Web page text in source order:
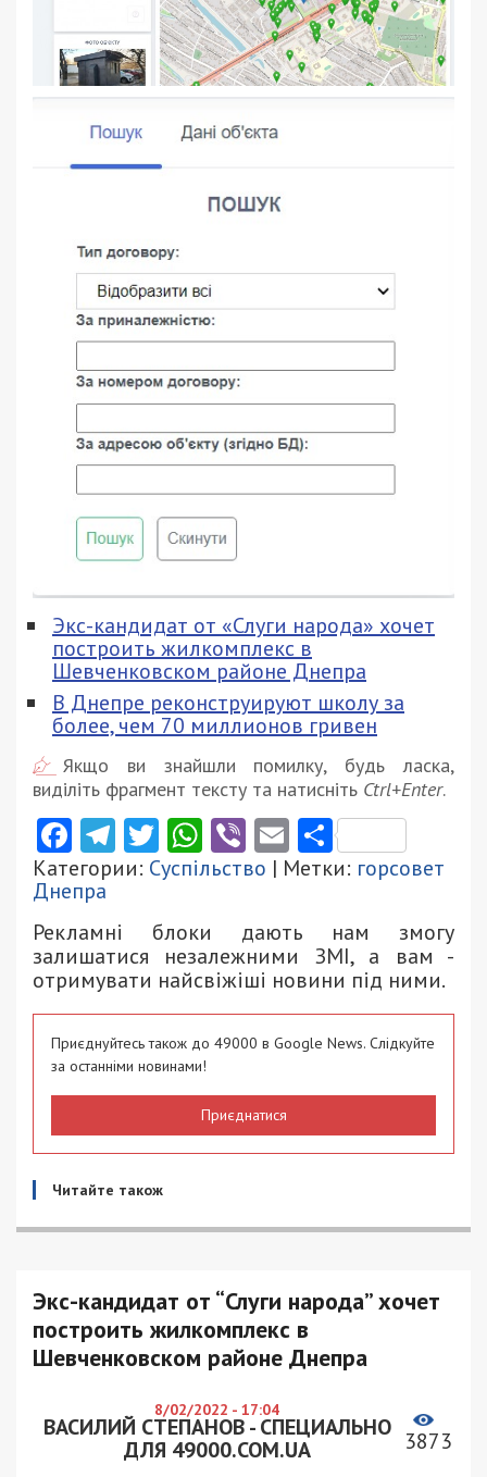
Экс-кандидат от «Слуги народа» хочет
построить жилкомплекс в
Шевченковском районе Днепра
В Днепре реконструируют школу за
более, чем 70 миллионов гривен
Якщо ви знайшли помилку, будь ласка,
виділіть фрагмент тексту та натисніть Ctrl+Enter.
Facebook
Telegram
Twitter
WhatsApp
ViberEmail
Категории: Суспільство | Метки: горсовет
Днепра
Рекламні блоки дають нам змогу
залишатися незалежними ЗМІ, а вам -
отримувати найсвіжіші новини під ними.
Приєднуйтесь також до 49000 в Google News. Слідкуйте
за останніми новинами!
Приєднатися
Читайте також
Экс-кандидат от “Слуги народа” хочет
построить жилкомплекс в
Шевченковском районе Днепра
8/02/2022 - 17:04
ВАСИЛИЙ СТЕПАНОВ - СПЕЦИАЛЬНО
ДЛЯ 49000.COM.UA
3873